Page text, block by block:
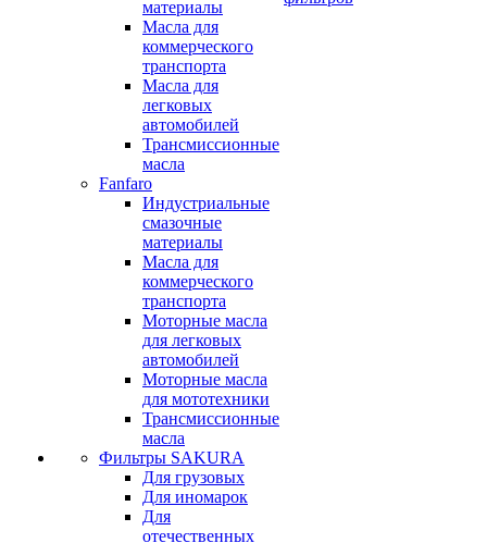
материалы
Масла для
коммерческого
транспорта
Масла для
легковых
автомобилей
Трансмиссионные
масла
Fanfaro
Индустриальные
смазочные
материалы
Масла для
коммерческого
транспорта
Моторные масла
для легковых
автомобилей
Моторные масла
для мототехники
Трансмиссионные
масла
Фильтры SAKURA
Для грузовых
Для иномарок
Для
отечественных